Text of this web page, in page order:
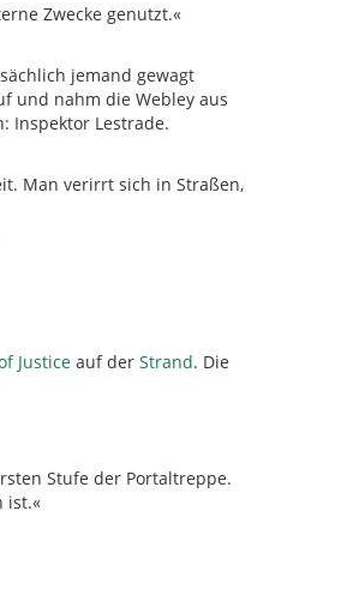
Zwecke genutzt.«
jemand gewagt
und nahm die Webley aus
Inspektor Lestrade.
Man verirrt sich in Straßen,
Justice auf der Strand. Die
Stufe der Portaltreppe.
ist.«